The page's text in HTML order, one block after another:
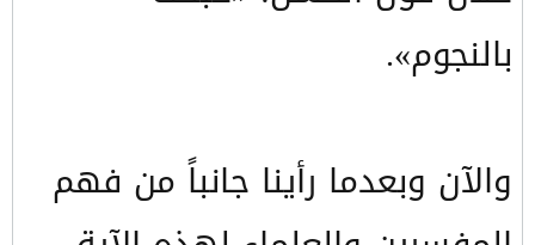
بالنجوم».
والآن وبعدما رأينا جانباً من فهم